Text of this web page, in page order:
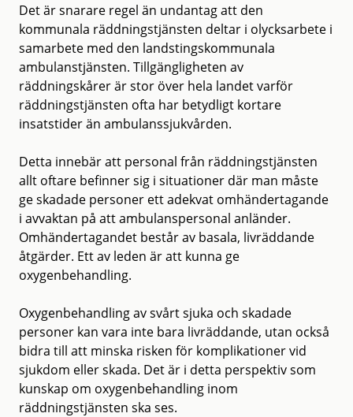
Det är snarare regel än undantag att den
kommunala räddningstjänsten deltar i olycksarbete i
samarbete med den landstingskommunala
ambulanstjänsten. Tillgängligheten av
räddningskårer är stor över hela landet varför
räddningstjänsten ofta har betydligt kortare
insatstider än ambulanssjukvården.
Detta innebär att personal från räddningstjänsten
allt oftare befinner sig i situationer där man måste
ge skadade personer ett adekvat omhändertagande
i avvaktan på att ambulanspersonal anländer.
Omhändertagandet består av basala, livräddande
åtgärder. Ett av leden är att kunna ge
oxygenbehandling.
Oxygenbehandling av svårt sjuka och skadade
personer kan vara inte bara livräddande, utan också
bidra till att minska risken för komplikationer vid
sjukdom eller skada. Det är i detta perspektiv som
kunskap om oxygenbehandling inom
räddningstjänsten ska ses.